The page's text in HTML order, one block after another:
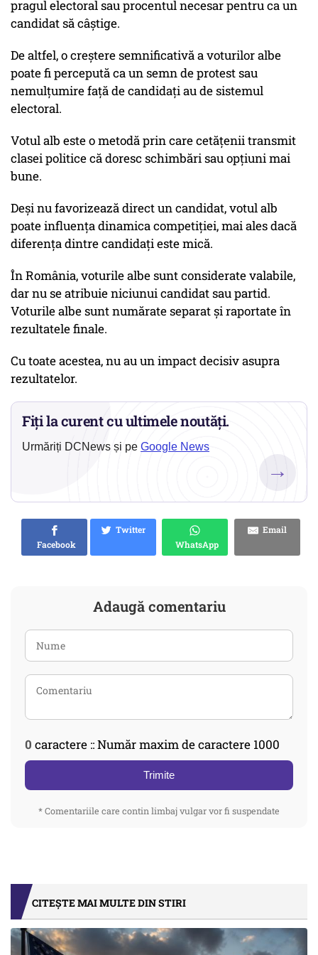
pragul electoral sau procentul necesar pentru ca un
candidat să câștige.
De altfel, o creștere semnificativă a voturilor albe
poate fi percepută ca un semn de protest sau
nemulțumire față de candidați au de sistemul
electoral.
Votul alb este o metodă prin care cetățenii transmit
clasei politice că doresc schimbări sau opțiuni mai
bune.
Deși nu favorizează direct un candidat, votul alb
poate influența dinamica competiției, mai ales dacă
diferența dintre candidați este mică.
În România, voturile albe sunt considerate valabile,
dar nu se atribuie niciunui candidat sau partid.
Voturile albe sunt numărate separat și raportate în
rezultatele finale.
Cu toate acestea, nu au un impact decisiv asupra
rezultatelor.
Fiți la curent cu ultimele noutăți.
Urmăriți DCNews și pe Google News
→
Facebook
Twitter
WhatsApp
Email
Adaugă comentariu
0 caractere :: Număr maxim de caractere 1000
Trimite
* Comentariile care contin limbaj vulgar vor fi suspendate
CITEȘTE MAI MULTE DIN STIRI